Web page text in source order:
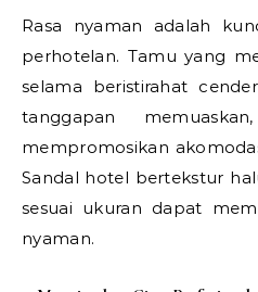
Rasa nyaman adalah
perhotelan. Tamu yang
selama beristirahat
tanggapan
mempromosikan
Sandal hotel bertekstur
sesuai ukuran dapat
nyaman.